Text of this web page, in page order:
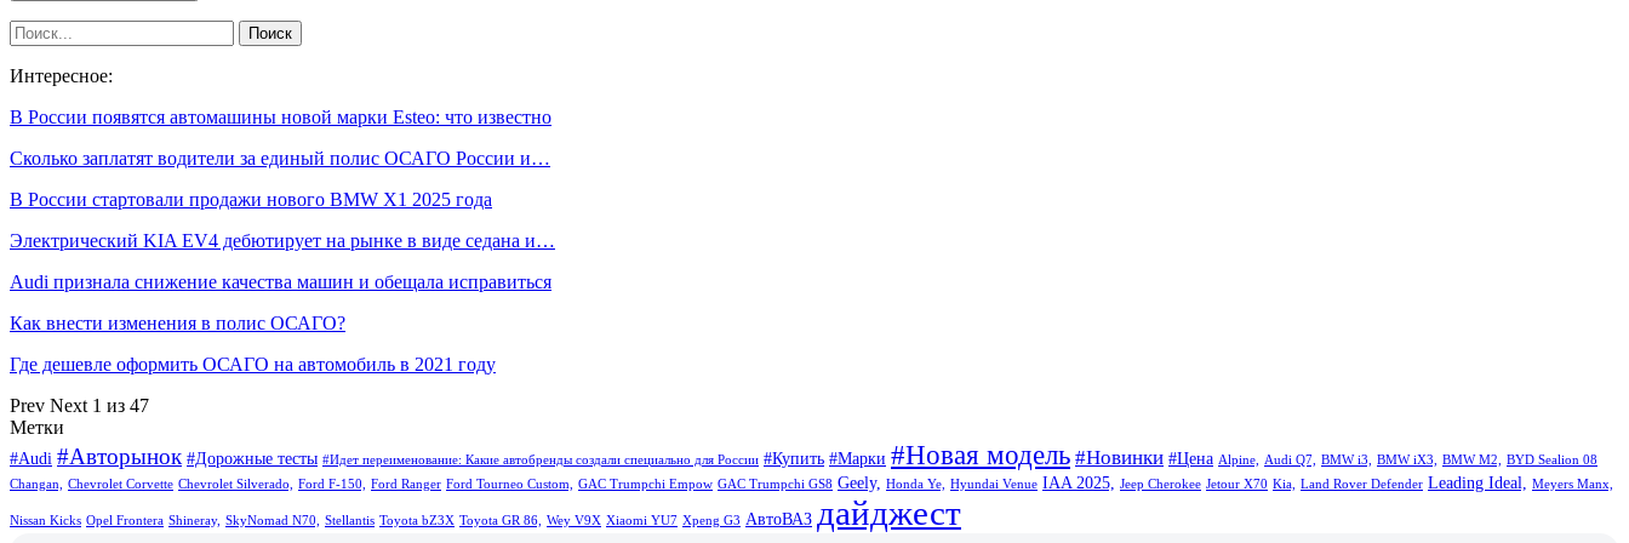
Интересное:
В России появятся автомашины новой марки Esteo: что известно
Сколько заплатят водители за единый полис ОСАГО России и…
В России стартовали продажи нового BMW X1 2025 года
Электрический KIA EV4 дебютирует на рынке в виде седана и…
Audi признала снижение качества машин и обещала исправиться
Как внести изменения в полис ОСАГО?
Где дешевле оформить ОСАГО на автомобиль в 2021 году
Prev Next 1 из 47
Метки
#Audi #Авторынок #Дорожные тесты #Идет переименование: Какие автобренды создали специально для России #Купить #Марки #Новая модель #Новинки #Цена Alpine, Audi Q7, BMW i3, BMW iX3, BMW M2,
BYD Sealion 08
Changan,
Chevrolet Corvette Chevrolet Silverado, Ford F-150, Ford Ranger Ford Tourneo Custom, GAC Trumpchi Empow GAC Trumpchi GS8 Geely, Honda Ye, Hyundai Venue IAA 2025, Jeep Cherokee Jetour X70 Kia, Land Rover Defender Leading Ideal, Meyers Manx,
Nissan Kicks Opel Frontera Shineray, SkyNomad N70, Stellantis Toyota bZ3X Toyota GR 86, Wey V9X Xiaomi YU7 Xpeng G3 АвтоВАЗ дайджест